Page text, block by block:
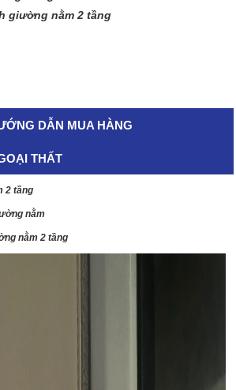
giường nằm 2 tầng
DẪN MUA HÀNG
THẤT
2 tầng
nằm
nằm 2 tầng